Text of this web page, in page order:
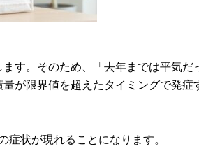
す。そのため、「去年までは平気だ
が限界値を超えたタイミングで発症
状が現れることになります。